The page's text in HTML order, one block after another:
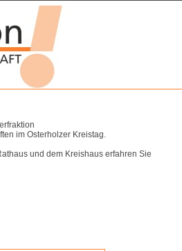
im Osterholzer Kreistag.
und dem Kreishaus erfahren Sie